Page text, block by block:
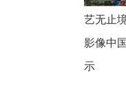
艺无止
影像中
示